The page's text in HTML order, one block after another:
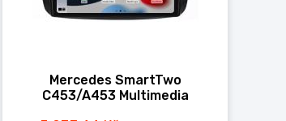
Mercedes SmartTwo
C453/A453 Multimedia